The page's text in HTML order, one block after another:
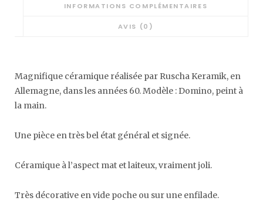
INFORMATIONS COMPLÉMENTAIRES
AVIS (0)
Magnifique céramique réalisée par Ruscha Keramik, en
Allemagne, dans les années 60. Modèle : Domino, peint à
la main.
Une pièce en très bel état général et signée.
Céramique à l’aspect mat et laiteux, vraiment joli.
Très décorative en vide poche ou sur une enfilade.